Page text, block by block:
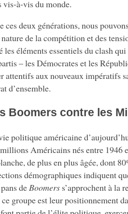
vis-à-vis du monde.
ces deux générations, nous
de la compétition et des
les éléments essentiels du clash
– les Démocrates et les
attentifs aux nouveaux impératifs
d’ensemble.
Boomers contre les
politique américaine
Américains nés entre 1946
de plus en plus âgée, dont
démographiques indiquent
deBoomers s’approchent à la
groupe est leur positionnement